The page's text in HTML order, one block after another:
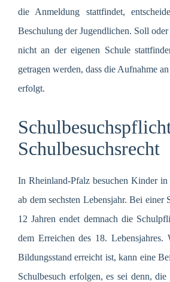
die Anmeldung stattfindet,
Beschulung der Jugendlichen. Soll
nicht an der eigenen Schule
getragen werden, dass die Aufnahme
erfolgt.
Schulbesuchsrecht
In Rheinland-Pfalz besuchen Kinder
ab dem sechsten Lebensjahr. Bei einer
12 Jahren endet demnach die
dem Erreichen des 18. Lebensjahres.
Bildungsstand erreicht ist, kann eine
Schulbesuch erfolgen, es sei denn,